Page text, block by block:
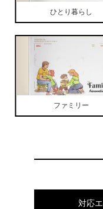
ひとり暮らし
ファミリー
対応